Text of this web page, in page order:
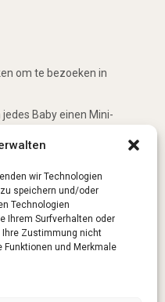
wir Technologien
speichern und/oder
Technologien
Ihrem Surfverhalten oder
Ihre Zustimmung nicht
und Merkmale
om te bezoeken in
Baby einen Mini-